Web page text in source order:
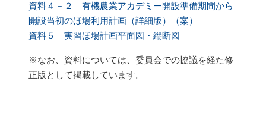
資料４－２ 有機農業アカデミー開設準備期間から
開設当初のほ場利用計画（詳細版）（案）
資料５ 実習ほ場計画平面図・縦断図
※なお、資料については、委員会での協議を経た修
正版として掲載しています。